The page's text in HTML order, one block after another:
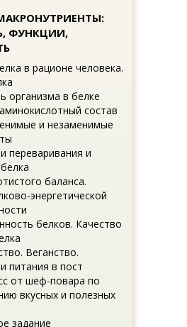
в рационе человека.
организма в белке
состав
и незаменимые
переваривания и
баланса.
энергетической
белков. Качество
Веганство.
питания в пост
от шеф-повара по
вкусных и полезных
задание
ФУНКЦИИ,